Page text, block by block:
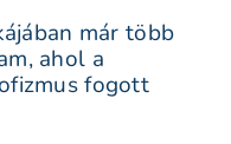
már több
ahol a
fogott